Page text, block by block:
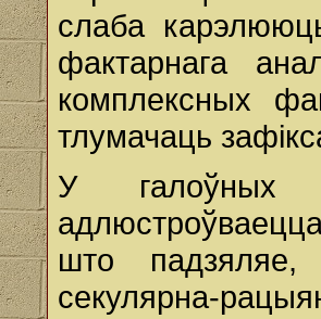
слаба
фактарнага
комплексных
тлумачаць
У галоўных
што
секулярна-